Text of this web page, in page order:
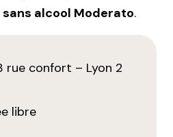
sans alcool Moderato.
rue confort – Lyon 2
libre